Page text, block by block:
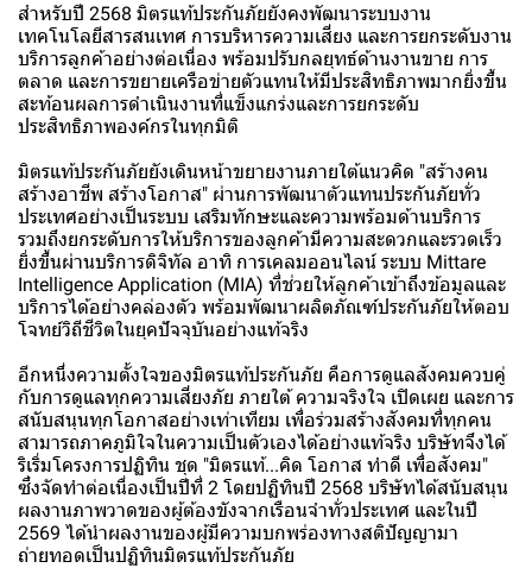
สำหรับปี 2568 มิตรแท้ประกันภัยยังคงพัฒนาระบบงาน
เทคโนโลยีสารสนเทศ การบริหารความเสี่ยง และการยกระดับงาน
บริการลูกค้าอย่างต่อเนื่อง พร้อมปรับกลยุทธ์ด้านงานขาย การ
ตลาด และการขยายเครือข่ายตัวแทนให้มีประสิทธิภาพมากยิ่งขึ้น
สะท้อนผลการดำเนินงานที่แข็งแกร่งและการยกระดับ
ประสิทธิภาพองค์กรในทุกมิติ
มิตรแท้ประกันภัยยังเดินหน้าขยายงานภายใต้แนวคิด "สร้างคน
สร้างอาชีพ สร้างโอกาส" ผ่านการพัฒนาตัวแทนประกันภัยทั่ว
ประเทศอย่างเป็นระบบ เสริมทักษะและความพร้อมด้านบริการ
รวมถึงยกระดับการให้บริการของลูกค้ามีความสะดวกและรวดเร็ว
ยิ่งขึ้นผ่านบริการดิจิทัล อาทิ การเคลมออนไลน์ ระบบ Mittare
Intelligence Application (MIA) ที่ช่วยให้ลูกค้าเข้าถึงข้อมูลและ
บริการได้อย่างคล่องตัว พร้อมพัฒนาผลิตภัณฑ์ประกันภัยให้ตอบ
โจทย์วิถีชีวิตในยุคปัจจุบันอย่างแท้จริง
อีกหนึ่งความตั้งใจของมิตรแท้ประกันภัย คือการดูแลสังคมควบคู่
กับการดูแลทุกความเสี่ยงภัย ภายใต้ ความจริงใจ เปิดเผย และการ
สนับสนุนทุกโอกาสอย่างเท่าเทียม เพื่อร่วมสร้างสังคมที่ทุกคน
สามารถภาคภูมิใจในความเป็นตัวเองได้อย่างแท้จริง บริษัทจึงได้
ริเริ่มโครงการปฏิทิน ชุด "มิตรแท้...คิด โอกาส ทำดี เพื่อสังคม"
ซึ่งจัดทำต่อเนื่องเป็นปีที่ 2 โดยปฏิทินปี 2568 บริษัทได้สนับสนุน
ผลงานภาพวาดของผู้ต้องขังจากเรือนจำทั่วประเทศ และในปี
2569 ได้นำผลงานของผู้มีความบกพร่องทางสติปัญญามา
ถ่ายทอดเป็นปฏิทินมิตรแท้ประกันภัย